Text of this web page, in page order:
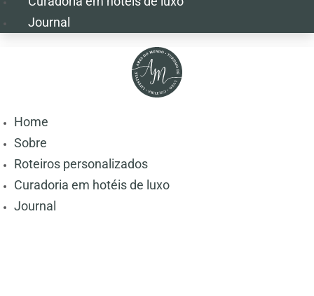
Journal
Home
Sobre
Roteiros personalizados
Curadoria em hotéis de luxo
Journal